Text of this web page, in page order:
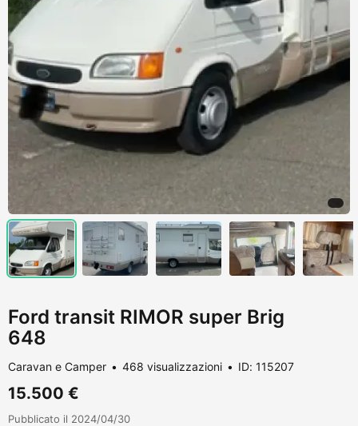
Ford transit RIMOR super Brig
648
Caravan e Camper 468 visualizzazioni ID: 115207
15.500 €
Pubblicato il 2024/04/30